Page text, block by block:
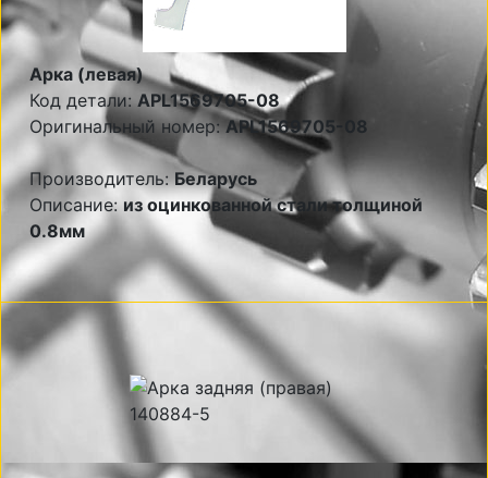
Арка (левая)
Код детали: APL1569705-08
Оригинальный номер:APL1569705-08
Производитель:Беларусь
Описание: из оцинкованной стали толщиной
0.8мм